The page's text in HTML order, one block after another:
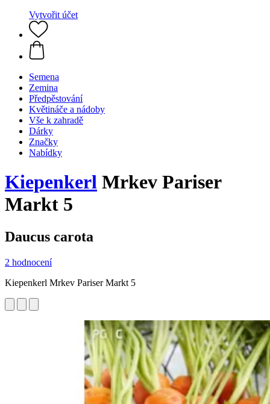
Vytvořit účet
Semena
Zemina
Předpěstování
Květináče a nádoby
Vše k zahradě
Dárky
Značky
Nabídky
Kiepenkerl Mrkev Pariser
Markt 5
Daucus carota
2 hodnocení
Kiepenkerl Mrkev Pariser Markt 5